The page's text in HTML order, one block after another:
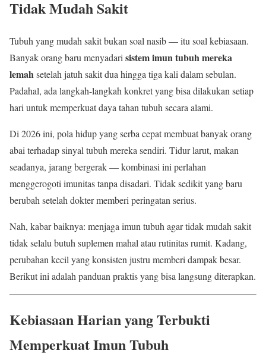
Tidak Mudah Sakit
Tubuh yang mudah sakit bukan soal nasib — itu soal kebiasaan.
Banyak orang baru menyadari sistem imun tubuh mereka
lemahsetelah jatuh sakit dua hingga tiga kali dalam sebulan.
Padahal, ada langkah-langkah konkret yang bisa dilakukan setiap
hari untuk memperkuat daya tahan tubuh secara alami.
Di 2026 ini, pola hidup yang serba cepat membuat banyak orang
abai terhadap sinyal tubuh mereka sendiri. Tidur larut, makan
seadanya, jarang bergerak — kombinasi ini perlahan
menggerogoti imunitas tanpa disadari. Tidak sedikit yang baru
berubah setelah dokter memberi peringatan serius.
Nah, kabar baiknya: menjaga imun tubuh agar tidak mudah sakit
tidak selalu butuh suplemen mahal atau rutinitas rumit. Kadang,
perubahan kecil yang konsisten justru memberi dampak besar.
Berikut ini adalah panduan praktis yang bisa langsung diterapkan.
Kebiasaan Harian yang Terbukti
Memperkuat Imun Tubuh